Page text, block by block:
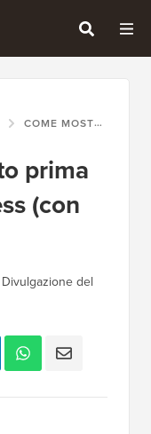
COME MOSTRARE FOTO PRIMA E DOPO IN WORDPRESS (CON EFFETTO SLIDER)
prima
(con
Divulgazione del